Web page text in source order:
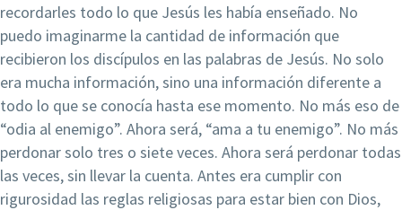
recordarles todo lo que Jesús les había enseñado. No
puedo imaginarme la cantidad de información que
recibieron los discípulos en las palabras de Jesús. No solo
era mucha información, sino una información diferente a
todo lo que se conocía hasta ese momento. No más eso de
“odia al enemigo”. Ahora será, “ama a tu enemigo”. No más
perdonar solo tres o siete veces. Ahora será perdonar todas
las veces, sin llevar la cuenta. Antes era cumplir con
rigurosidad las reglas religiosas para estar bien con Dios,